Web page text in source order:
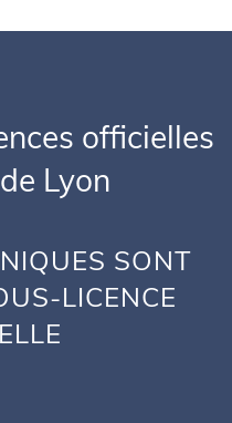
officielles
Lyon
SONT
LICENCE